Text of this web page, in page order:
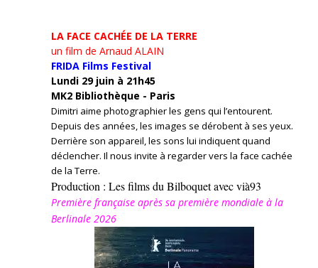
LA FACE CACHÉE DE LA TERRE
un film de Arnaud ALAIN
FRIDA Films Festival
Lundi 29 juin à 21h45
MK2 Bibliothèque - Paris
Dimitri aime photographier les gens qui l’entourent.
Depuis des années, les images se dérobent à ses yeux.
Derrière son appareil, les sons lui indiquent quand
déclencher. Il nous invite à regarder vers la face cachée
de la Terre.
Production : Les films du Bilboquet avec vià93
Première française après sa première mondiale à la
Berlinale 2026